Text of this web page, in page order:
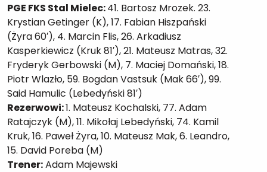
PGE FKS Stal Mielec:41. Bartosz Mrozek. 23.
Krystian Getinger (K), 17. Fabian Hiszpański
(Żyra 60′), 4. Marcin Flis, 26. Arkadiusz
Kasperkiewicz (Kruk 81′), 21. Mateusz Matras, 32.
Fryderyk Gerbowski (M), 7. Maciej Domański, 18.
Piotr Wlazło, 59. Bogdan Vastsuk (Mak 66′), 99.
Said Hamulic (Lebedyński 81′)
Rezerwowi:1. Mateusz Kochalski, 77. Adam
Ratajczyk (M), 11. Mikołaj Lebedyński, 74. Kamil
Kruk, 16. Paweł Żyra, 10. Mateusz Mak, 6. Leandro,
15. David Poreba (M)
Trener:Adam Majewski